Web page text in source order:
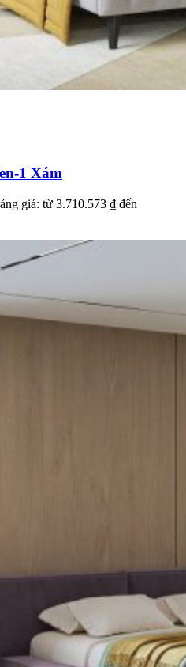
1 Xám
giá: từ 3.710.573 ₫ đến